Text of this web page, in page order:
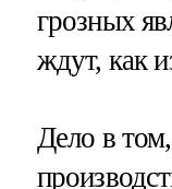
грозных
ждут, как
Дело в